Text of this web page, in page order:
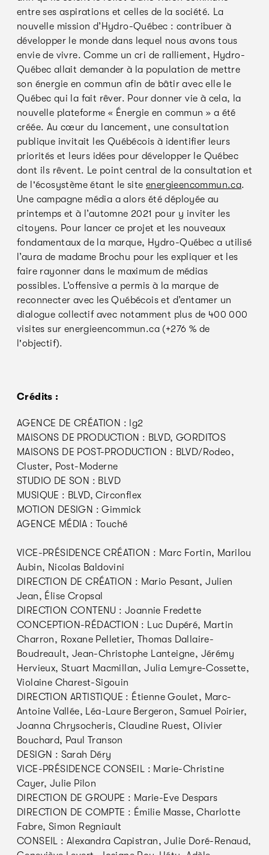
entre ses aspirations et celles de la société. La
nouvelle mission d’Hydro-Québec : contribuer à
développer le monde dans lequel nous avons tous
envie de vivre. Comme un cri de ralliement, Hydro-
Québec allait demander à la population de mettre
son énergie en commun afin de bâtir avec elle le
Québec qui la fait rêver. Pour donner vie à cela, la
nouvelle plateforme « Énergie en commun » a été
créée. Au cœur du lancement, une consultation
publique invitait les Québécois à identifier leurs
priorités et leurs idées pour développer le Québec
dont ils rêvent. Le point central de la consultation et
de l'écosystème étant le site energieencommun.ca.
Une campagne média a alors été déployée au
printemps et à l’automne 2021 pour y inviter les
citoyens. Pour lancer ce projet et les nouveaux
fondamentaux de la marque, Hydro-Québec a utilisé
l’aura de madame Brochu pour les expliquer et les
faire rayonner dans le maximum de médias
possibles. L’offensive a permis à la marque de
reconnecter avec les Québécois et d’entamer un
dialogue collectif avec notamment plus de 400 000
visites sur energieencommun.ca (+276 % de
l'objectif).
Crédits :
AGENCE DE CRÉATION : lg2
MAISONS DE PRODUCTION : BLVD, GORDITOS
MAISONS DE POST-PRODUCTION : BLVD/Rodeo,
Cluster, Post-Moderne
STUDIO DE SON : BLVD
MUSIQUE : BLVD, Circonflex
MOTION DESIGN : Gimmick
AGENCE MÉDIA : Touché
VICE-PRÉSIDENCE CRÉATION : Marc Fortin, Marilou
Aubin, Nicolas Baldovini
DIRECTION DE CRÉATION : Mario Pesant, Julien
Jean, Élise Cropsal
DIRECTION CONTENU : Joannie Fredette
CONCEPTION-RÉDACTION : Luc Dupéré, Martin
Charron, Roxane Pelletier, Thomas Dallaire-
Boudreault, Jean-Christophe Lanteigne, Jérémy
Hervieux, Stuart Macmillan, Julia Lemyre-Cossette,
Violaine Charest-Sigouin
DIRECTION ARTISTIQUE : Étienne Goulet, Marc-
Antoine Vallée, Léa-Laure Bergeron, Samuel Poirier,
Joanna Chrysocheris, Claudine Ruest, Olivier
Bouchard, Paul Transon
DESIGN : Sarah Déry
VICE-PRÉSIDENCE CONSEIL : Marie-Christine
Cayer, Julie Pilon
DIRECTION DE GROUPE : Marie-Eve Despars
DIRECTION DE COMPTE : Émilie Masse, Charlotte
Fabre, Simon Regniault
CONSEIL : Alexandra Capistran, Julie Doré-Renaud,